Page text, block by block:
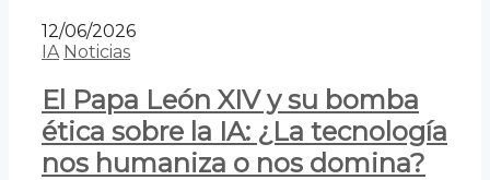
12/06/2026
IA Noticias
El Papa León XIV y su bomba
ética sobre la IA: ¿La tecnología
nos humaniza o nos domina?